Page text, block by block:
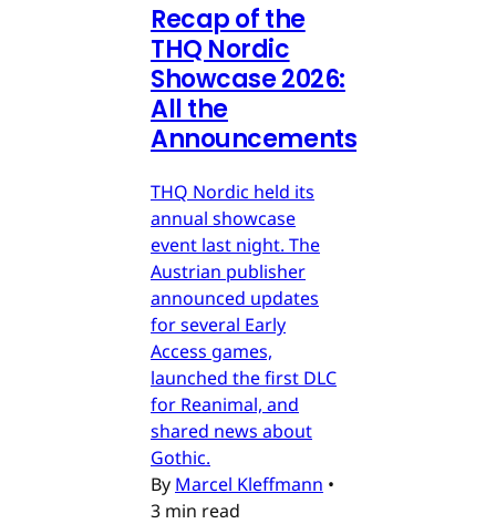
Recap of the
THQ Nordic
Showcase 2026:
All the
Announcements
THQ Nordic held its
annual showcase
event last night. The
Austrian publisher
announced updates
for several Early
Access games,
launched the first DLC
for Reanimal, and
shared news about
Gothic.
By Marcel Kleffmann •
3 min read